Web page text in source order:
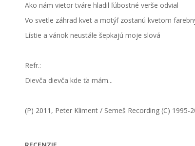
Ako nám vietor tváre hladil ľúbostné verše odvial
Vo svetle záhrad kvet a motýľ zostanú kvetom
Lístie a vánok neustále šepkajú moje slová
Refr.:
Dievča dievča kde ťa mám...
(P) 2011, Peter Kliment / Semeš Recording (C) 1995-